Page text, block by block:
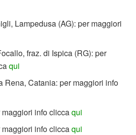
Lampedusa (AG): per maggiori
fraz. di Ispica (RG): per
qui
Rena, Catania: per maggiori info
maggiori info cliccaqui
maggiori info cliccaqui